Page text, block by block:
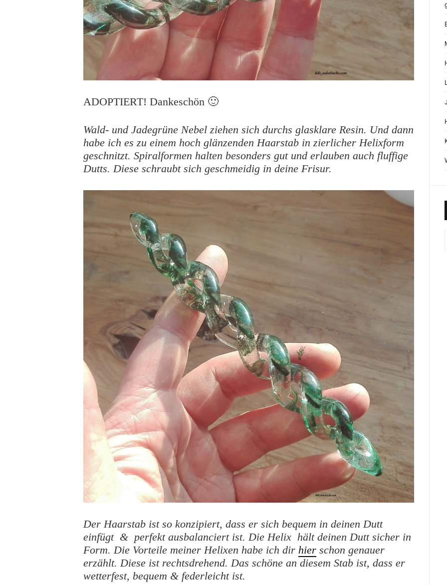
ADOPTIERT! Dankeschön 🙂
Wald- und Jadegrüne Nebel ziehen sich durchs glasklare Resin. Und dann
habe ich es zu einem hoch glänzenden Haarstab in zierlicher Helixform
geschnitzt. Spiralformen halten besonders gut und erlauben auch fluffige
Dutts. Diese schraubt sich geschmeidig in deine Frisur.
Der Haarstab ist so konzipiert, dass er sich bequem in deinen Dutt
einfügt & perfekt ausbalanciert ist. Die Helix hält deinen Dutt sicher in
Form. Die Vorteile meiner Helixen habe ich dir hier schon genauer
erzählt. Diese ist rechtsdrehend. Das schöne an diesem Stab ist, dass er
wetterfest, bequem & federleicht ist.